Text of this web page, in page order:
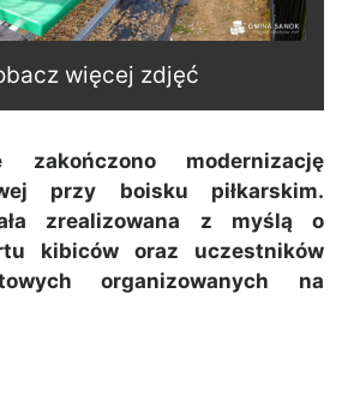
więcej zdjęć
zakończono modernizację
przy boisku piłkarskim.
zrealizowana z myślą o
kibiców oraz uczestników
organizowanych na